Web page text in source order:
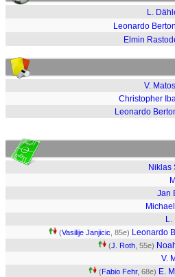
L.
Leonardo
Elmin
V.
Christopher
Leonardo
Niklas
Jan
L.
(Vasilije Janjicic , 85e) Leonardo
(J. Roth , 55e)
V.
(Fabio Fehr, 68e) E.